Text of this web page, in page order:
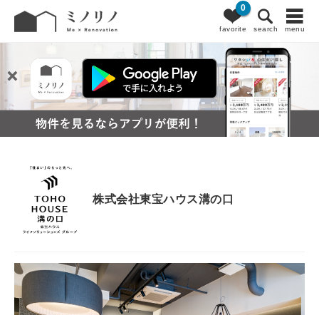
favorite
0
search menu
株式会社東宝ハウス溝の口